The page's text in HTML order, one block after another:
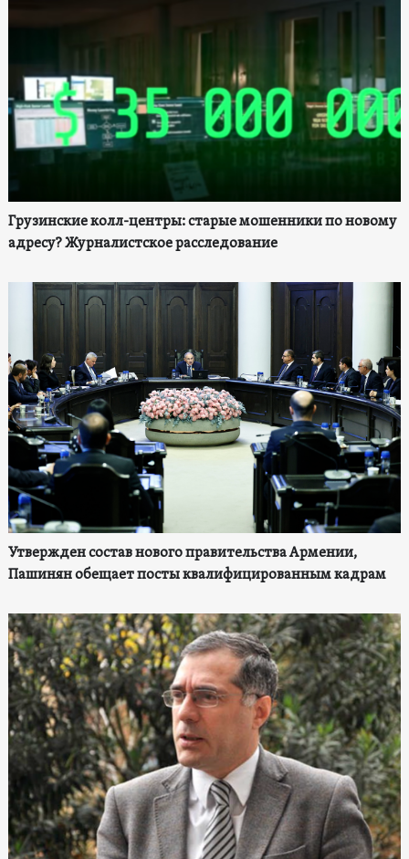
Грузинские колл-центры: старые мошенники по новому
адресу? Журналистское расследование
Утвержден состав нового правительства Армении,
Пашинян обещает посты квалифицированным кадрам